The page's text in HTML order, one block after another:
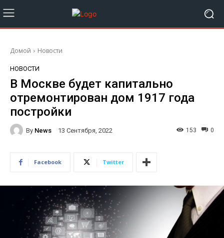
Домой Новости
НОВОСТИ
В Москве будет капитально
отремонтирован дом 1917 года
постройки
By News 13 Сентября, 2022 0
153
Facebook Twitter